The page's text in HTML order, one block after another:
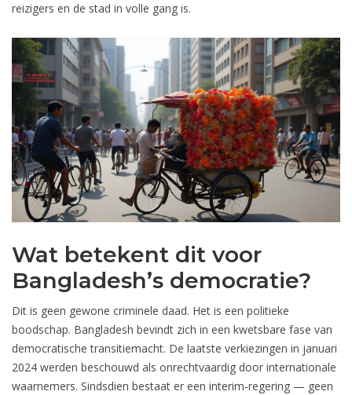
reizigers en de stad in volle gang is.
Wat betekent dit voor
Bangladesh’s democratie?
Dit is geen gewone criminele daad. Het is een politieke
boodschap. Bangladesh bevindt zich in een kwetsbare fase van
democratische transitiemacht. De laatste verkiezingen in januari
2024 werden beschouwd als onrechtvaardig door internationale
waarnemers. Sindsdien bestaat er een interim-regering — geen